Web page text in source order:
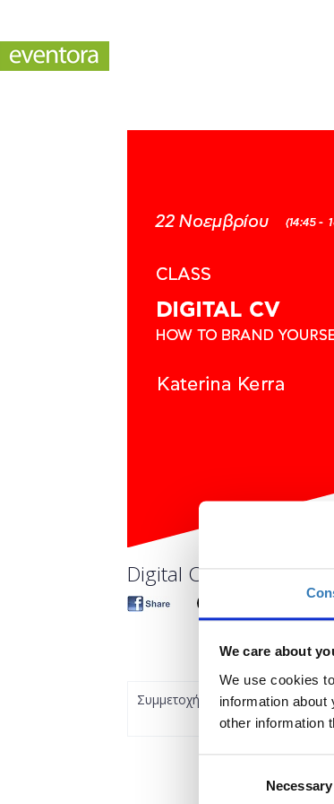
We care about
We use cookies
information
other information
Necessary
Digital CV – How to
Συμμετοχή